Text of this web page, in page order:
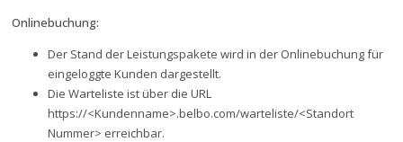
Onlinebuchung:
Der Stand der Leistungspakete wird in der Onlinebuchung für
eingeloggte Kunden dargestellt.
Die Warteliste ist über die URL
https://<Kundenname>.belbo.com/warteliste/<Standort
Nummer> erreichbar.